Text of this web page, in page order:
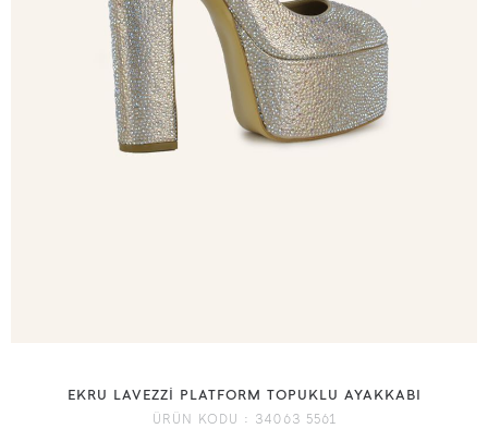
EKRU LAVEZZİ PLATFORM TOPUKLU AYAKKABI
ÜRÜN KODU : 34063 5561